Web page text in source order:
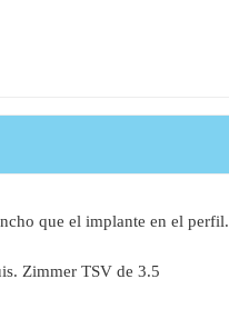
que el implante en el perfil.
Zimmer TSV de 3.5